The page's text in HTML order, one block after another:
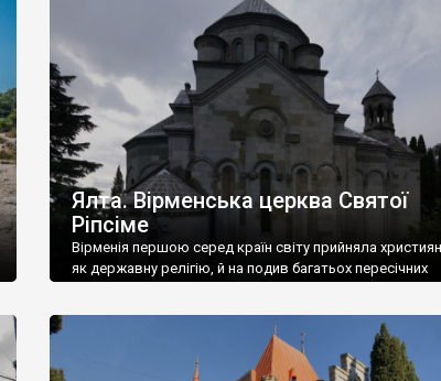
називаються «повстяками» (postaki)…” “Вино. Крим
виробляє відмінне вино і його вдосталь: воно все
легке біле і дуже […]
Ялта. Вірменська церква Святої
Ріпсіме
Вірменія першою серед країн світу прийняла
як державну релігію, й на подив багатьох пересічних